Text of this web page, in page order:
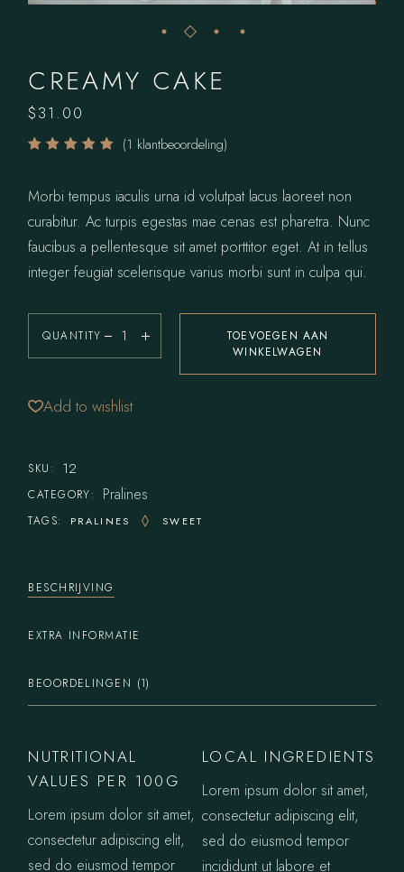
CREAMY CAKE
$31.00
(1 klantbeoordeling)
Morbi tempus iaculis urna id volutpat lacus laoreet non
curabitur. Ac turpis egestas mae cenas est pharetra. Nunc
faucibus a pellentesque sit amet porttitor eget. At in tellus
integer feugiat scelerisque varius morbi sunt in culpa qui.
QUANTITY
TOEVOEGEN AAN
WINKELWAGEN
Add to wishlist
SKU: 12
CATEGORY: Pralines
TAGS: PRALINES SWEET
BESCHRIJVING
EXTRA INFORMATIE
BEOORDELINGEN (1)
NUTRITIONAL
VALUES PER 100G
Lorem ipsum dolor sit amet,
consectetur adipiscing elit,
sed do eiusmod tempor
LOCAL INGREDIENTS
Lorem ipsum dolor sit amet,
consectetur adipiscing elit,
sed do eiusmod tempor
incididunt ut labore et